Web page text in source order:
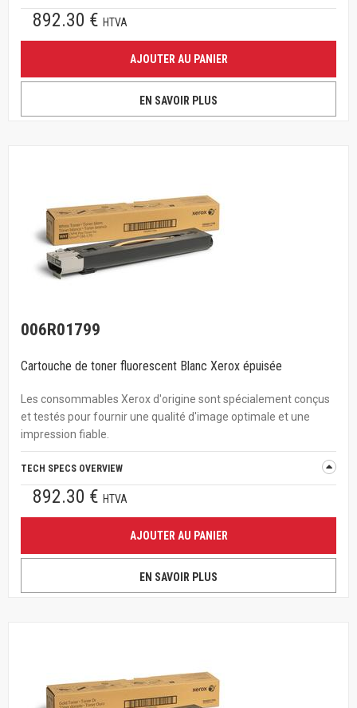
892.30 € HTVA
AJOUTER AU PANIER
EN SAVOIR PLUS
006R01799
Cartouche de toner fluorescent Blanc Xerox épuisée
Les consommables Xerox d'origine sont spécialement conçus
et testés pour fournir une qualité d'image optimale et une
impression fiable.
TECH SPECS OVERVIEW
892.30 € HTVA
AJOUTER AU PANIER
EN SAVOIR PLUS